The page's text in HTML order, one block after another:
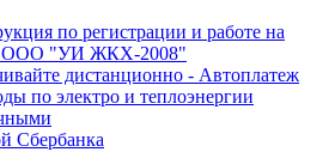
по регистрации и работе на
ООО "УИ ЖКХ-2008"
дистанционно - Автоплатеж
по электро и теплоэнергии
Сбербанка